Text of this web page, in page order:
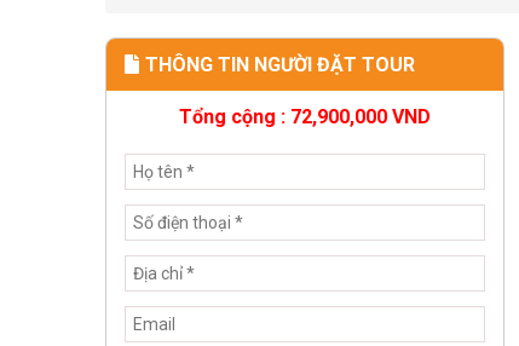
THÔNG TIN NGƯỜI ĐẶT TOUR
Tổng cộng : 72,900,000 VND